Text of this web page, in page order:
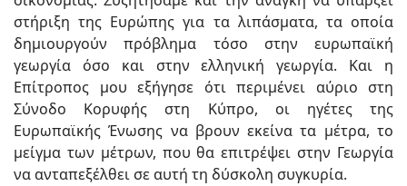
στήριξη της Ευρώπης για τα λιπάσματα, τα οποία
δημιουργούν πρόβλημα τόσο στην ευρωπαϊκή
γεωργία όσο και στην ελληνική γεωργία. Και η
Επίτροπος μου εξήγησε ότι περιμένει αύριο στη
Σύνοδο Κορυφής στη Κύπρο, οι ηγέτες της
Ευρωπαϊκής Ένωσης να βρουν εκείνα τα μέτρα, το
μείγμα των μέτρων, που θα επιτρέψει στην Γεωργία
να ανταπεξέλθει σε αυτή τη δύσκολη συγκυρία.